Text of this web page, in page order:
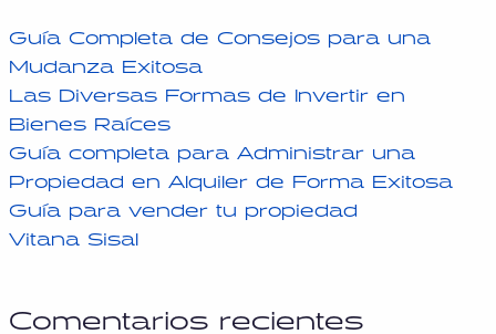
Guía Completa de Consejos para una
Mudanza Exitosa
Las Diversas Formas de Invertir en
Bienes Raíces
Guía completa para Administrar una
Propiedad en Alquiler de Forma Exitosa
Guía para vender tu propiedad
Vitana Sisal
Comentarios recientes